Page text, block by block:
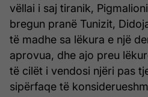
vëllai i saj tiranik,
bregun pranë Tunizit,
të madhe sa lëkura e një
aprovua, dhe ajo preu
të cilët i vendosi njëri pas
sipërfaqe të